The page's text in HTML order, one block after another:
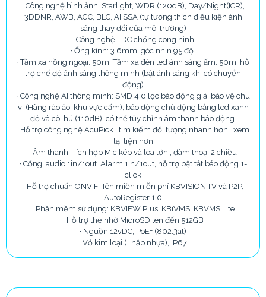
· Công nghệ hình ảnh: Starlight, WDR (120dB), Day/Night(ICR),
3DDNR, AWB, AGC, BLC, AI SSA (tự tương thích điều kiện ánh
sáng thay đổi của môi trường)
. Công nghệ LDC chống cong hình
· Ống kính: 3.6mm, góc nhìn 95 độ.
· Tầm xa hồng ngoại: 50m. Tầm xa đèn led ánh sáng ấm: 50m, hỗ
trợ chế độ ánh sáng thông minh (bật ánh sáng khi có chuyển
động)
· Công nghệ AI thông minh: SMD 4.0 lọc báo động giả, bảo vệ chu
vi (Hàng rào ảo, khu vực cấm), báo động chủ động bằng led xanh
đỏ và còi hú (110dB), có thể tùy chỉnh âm thanh báo động.
. Hỗ trợ công nghệ AcuPick . tìm kiếm đối tượng nhanh hơn . xem
lại tiện hơn
· Âm thanh: Tích hợp Mic kép và loa lớn , đàm thoại 2 chiều
· Cổng: audio 1in/1out. Alarm 1in/1out, hỗ trợ bật tắt báo động 1-
click
. Hỗ trợ chuẩn ONVIF, Tên miền miễn phí KBVISION.TV và P2P,
AutoRegister 1.0
. Phần mềm sử dụng: KBVIEW Plus, KBiVMS, KBVMS Lite
· Hỗ trợ thẻ nhớ MicroSD lên đến 512GB
· Nguồn 12vDC, PoE+ (802.3at)
· Vỏ kim loại (+ nắp nhựa), IP67